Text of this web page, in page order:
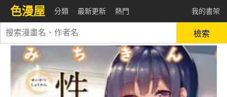
色漫屋 分類 最新更新 熱門 我的書架
檢索